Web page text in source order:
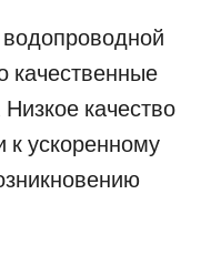
качественные
качество
к ускоренному